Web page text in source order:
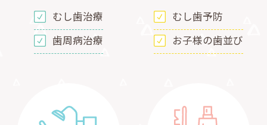
むし歯治療
歯周病治療
むし歯予防
お子様の歯並び